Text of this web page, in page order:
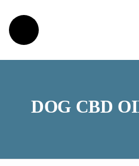
Toggle
DOG CBD